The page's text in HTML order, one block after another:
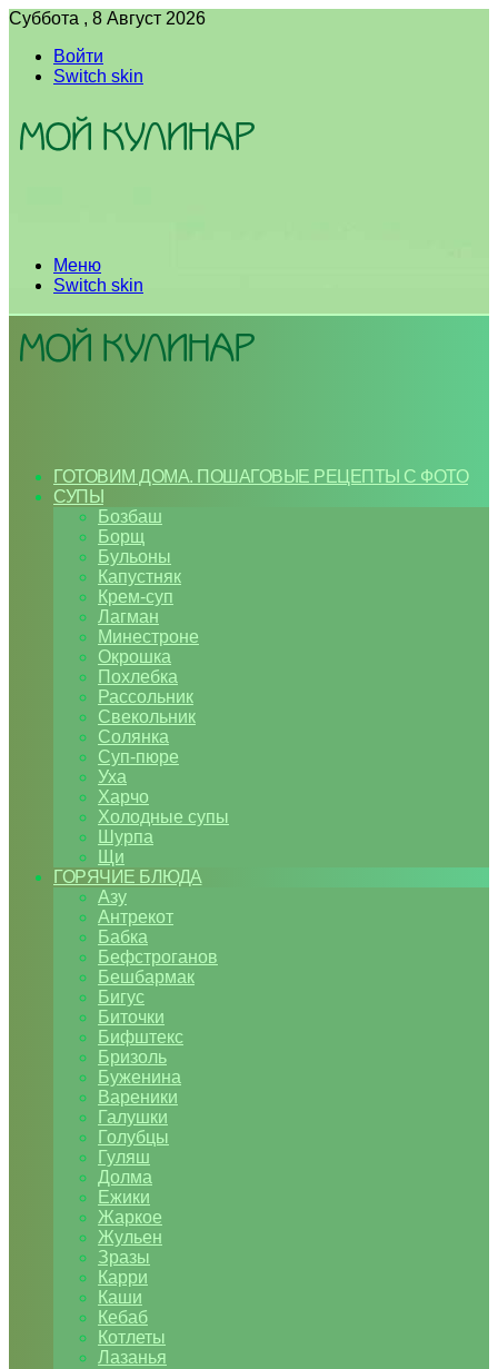
Суббота , 8 Август 2026
Войти
Switch skin
Меню
Switch skin
ГОТОВИМ ДОМА. ПОШАГОВЫЕ РЕЦЕПТЫ С ФОТО
СУПЫ
Бозбаш
Борщ
Бульоны
Капустняк
Крем-суп
Лагман
Минестроне
Окрошка
Похлебка
Рассольник
Свекольник
Солянка
Суп-пюре
Уха
Харчо
Холодные супы
Шурпа
Щи
ГОРЯЧИЕ БЛЮДА
Азу
Антрекот
Бабка
Бефстроганов
Бешбармак
Бигус
Биточки
Бифштекс
Бризоль
Буженина
Вареники
Галушки
Голубцы
Гуляш
Долма
Ежики
Жаркое
Жульен
Зразы
Карри
Каши
Кебаб
Котлеты
Лазанья